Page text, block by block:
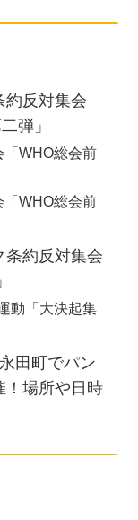
約反対集会
弾」
WHO総会前
WHO総会前
条約反対集会
動「大決起集
田町でパン
！場所や日時